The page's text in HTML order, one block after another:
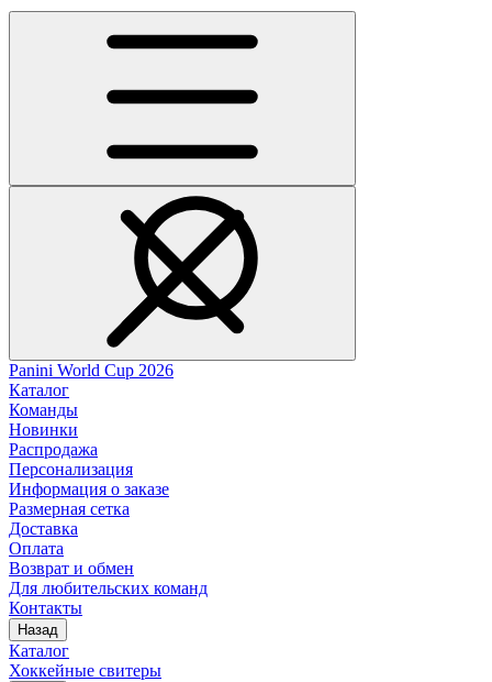
Panini World Cup 2026
Каталог
Команды
Новинки
Распродажа
Персонализация
Информация о заказе
Размерная сетка
Доставка
Оплата
Возврат и обмен
Для любительских команд
Контакты
Назад
Каталог
Хоккейные свитеры